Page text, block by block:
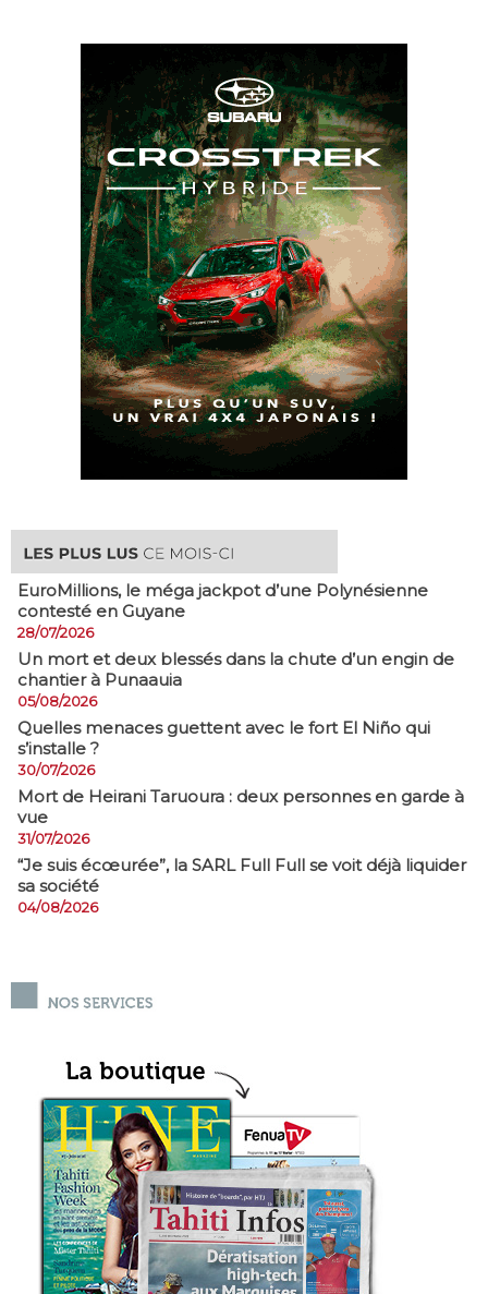
EuroMillions, ​le méga jackpot d’une Polynésienne
contesté en Guyane
28/07/2026
​Un mort et deux blessés dans la chute d’un engin de
chantier à Punaauia
05/08/2026
Quelles menaces guettent avec le fort El Niño qui
s’installe ?
30/07/2026
Mort de Heirani Taruoura : deux personnes en garde à
vue
31/07/2026
​“Je suis écœurée”, la SARL Full Full se voit déjà liquider
sa société
04/08/2026